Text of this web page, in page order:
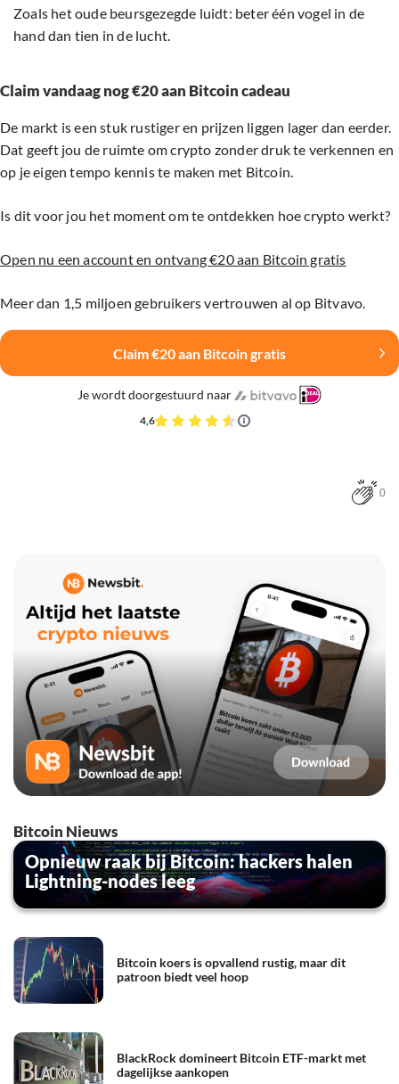
Zoals het oude beursgezegde luidt: beter één vogel in de
hand dan tien in de lucht.
Claim vandaag nog €20 aan Bitcoin cadeau
De markt is een stuk rustiger en prijzen liggen lager dan eerder.
Dat geeft jou de ruimte om crypto zonder druk te verkennen en
op je eigen tempo kennis te maken met Bitcoin.
Is dit voor jou het moment om te ontdekken hoe crypto werkt?
Open nu een account en ontvang €20 aan Bitcoin gratis
Meer dan 1,5 miljoen gebruikers vertrouwen al op Bitvavo.
Claim €20 aan Bitcoin gratis
Je wordt doorgestuurd naar
4,6
0
Bitcoin Nieuws
Opnieuw raak bij Bitcoin: hackers halen
Lightning-nodes leeg
Bitcoin koers is opvallend rustig, maar dit
patroon biedt veel hoop
BlackRock domineert Bitcoin ETF-markt met
dagelijkse aankopen